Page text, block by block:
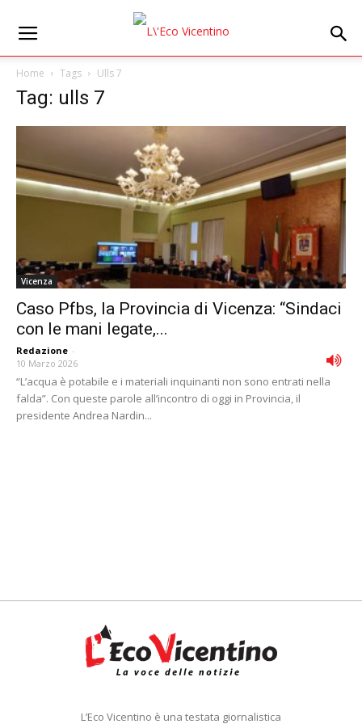
Home Tags Ulls 7
Tag: ulls 7
Vicenza
Caso Pfbs, la Provincia di Vicenza: “Sindaci
con le mani legate,...
Redazione -
10 Marzo 2026
“L’acqua è potabile e i materiali inquinanti non sono entrati nella
falda”. Con queste parole all’incontro di oggi in Provincia, il
presidente Andrea Nardin...
L’Eco Vicentino è una testata giornalistica